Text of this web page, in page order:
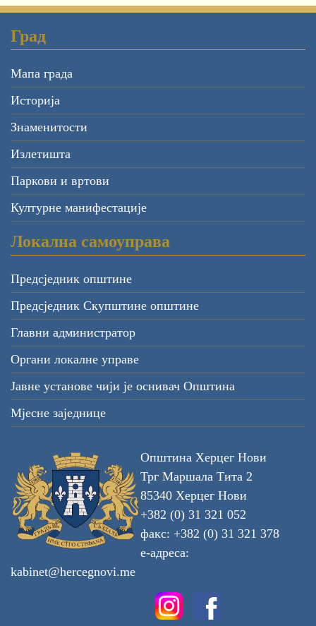
Град
Мапа града
Историја
Знаменитости
Излетишта
Паркови и вртови
Културне манифестације
Локална самоуправа
Предсједник општине
Предсједник Скупштине општине
Главни администратор
Органи локалне управе
Јавне установе чији је оснивач Општина
Мјесне заједнице
Општина Херцег Нови
Трг Маршала Тита 2
85340 Херцег Нови
+382 (0) 31 321 052
факс: +382 (0) 31 321 378
е-адреса:
kabinet@hercegnovi.me